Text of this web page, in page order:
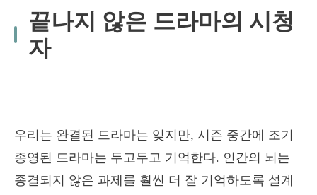
끝나지 않은 드라마의 시청
자
우리는 완결된 드라마는 잊지만, 시즌 중간에 조기
종영된 드라마는 두고두고 기억한다. 인간의 뇌는
종결되지 않은 과제를 훨씬 더 잘 기억하도록 설계